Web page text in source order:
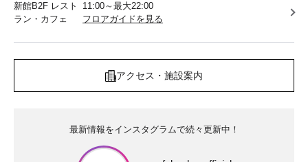
新館B2F レスト
ラン・カフェ
11:00～最大22:00
フロアガイドを見る
アクセス・施設案内
最新情報をインスタグラムで続々更新中！